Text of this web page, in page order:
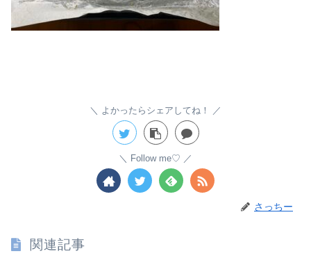
よかったらシェアしてね！
Follow me♡
さっちー
関連記事